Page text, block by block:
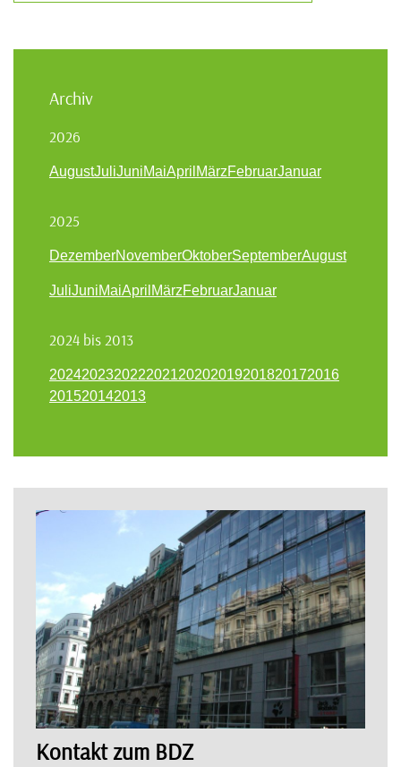
Archiv
2026
AugustJuliJuniMaiApril MärzFebruarJanuar
2025
DezemberNovemberOktoberSeptemberAugust
JuliJuniMaiApril MärzFebruarJanuar
2024 bis 2013
202420232022202120202019201820172016
201520142013
Kontakt zum BDZ